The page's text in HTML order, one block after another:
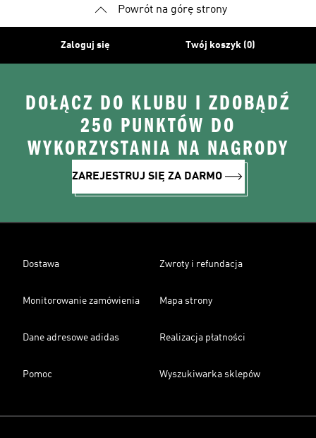
Powrót na górę strony
Zaloguj się Twój koszyk (0)
DOŁĄCZ DO KLUBU I ZDOBĄDŹ
250 PUNKTÓW DO
WYKORZYSTANIA NA NAGRODY
ZAREJESTRUJ SIĘ ZA DARMO
Dostawa Zwroty i refundacja
Monitorowanie zamówienia Mapa strony
Dane adresowe adidas Realizacja płatności
Pomoc Wyszukiwarka sklepów